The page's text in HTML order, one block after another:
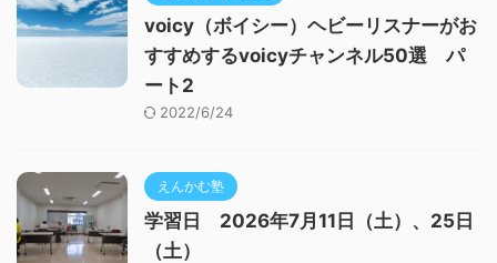
voicy（ボイシー）ヘビーリスナーがお
すすめするvoicyチャンネル50選 パ
ート2
2022/6/24
えんかむ塾
学習日 2026年7月11日（土）、25日
（土）